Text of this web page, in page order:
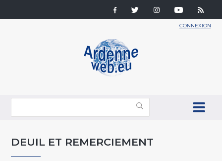
CONNEXION
DEUIL ET REMERCIEMENT